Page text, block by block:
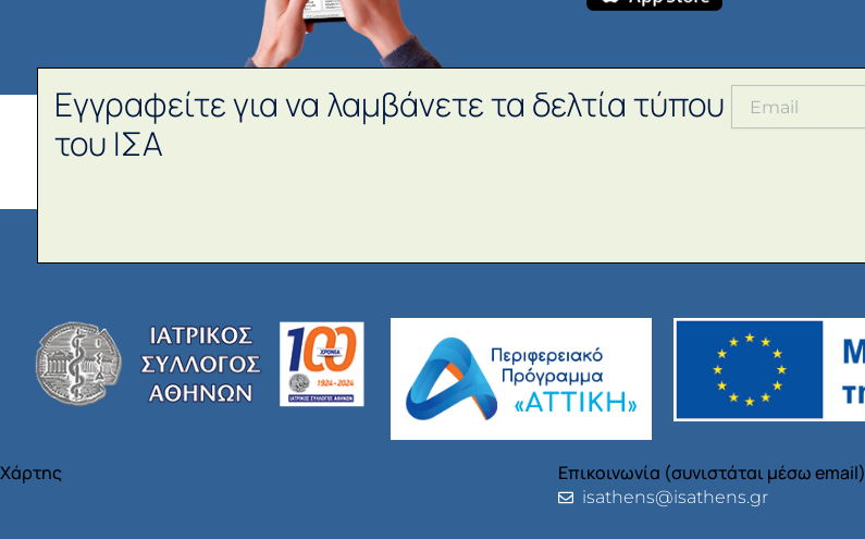
Εγγραφείτε για να λαμβάνετε τα δελτία τύπου
του ΙΣΑ
Χάρτης Επικοινωνία (συνιστάται μέσω email)
isathens@isathens.gr